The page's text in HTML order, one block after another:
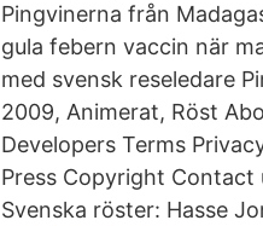
Pingvinerna från
gula febern vaccin när
med svensk reseledare
2009, Animerat, Röst
Developers Terms
Press Copyright Contact
Svenska röster: Hasse